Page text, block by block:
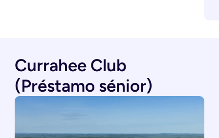
Currahee Club
(Préstamo sénior)